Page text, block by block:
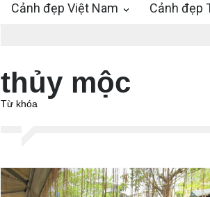
Cảnh đẹp Việt Nam Cảnh đẹp
thủy mộc
Từ khóa